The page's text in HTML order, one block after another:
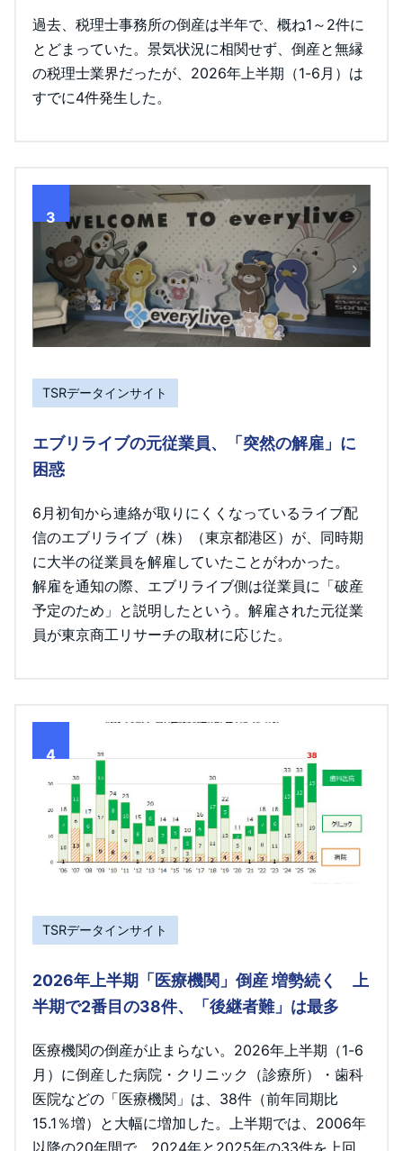
過去、税理士事務所の倒産は半年で、概ね1～2件に
とどまっていた。景気状況に相関せず、倒産と無縁
の税理士業界だったが、2026年上半期（1-6月）は
すでに4件発生した。
3
TSRデータインサイト
エブリライブの元従業員、「突然の解雇」に
困惑
6月初旬から連絡が取りにくくなっているライブ配
信のエブリライブ（株）（東京都港区）が、同時期
に大半の従業員を解雇していたことがわかった。
解雇を通知の際、エブリライブ側は従業員に「破産
予定のため」と説明したという。解雇された元従業
員が東京商工リサーチの取材に応じた。
4
TSRデータインサイト
2026年上半期「医療機関」倒産 増勢続く 上
半期で2番目の38件、「後継者難」は最多
医療機関の倒産が止まらない。2026年上半期（1-6
月）に倒産した病院・クリニック（診療所）・歯科
医院などの「医療機関」は、38件（前年同期比
15.1％増）と大幅に増加した。上半期では、2006年